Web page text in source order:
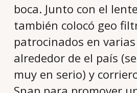
boca. Junto con el
también colocó geo
patrocinados en
alrededor de el país
muy en serio) y